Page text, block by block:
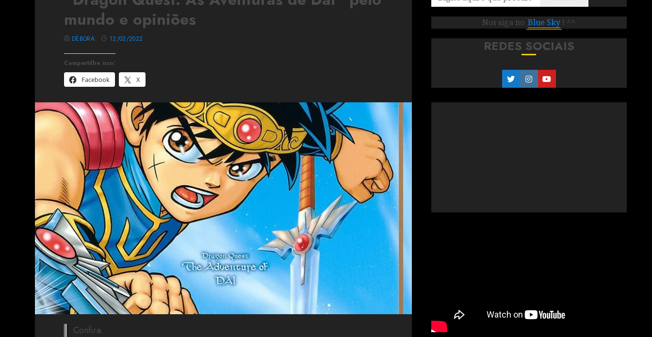
mundo e opiniões
Compartilhe isso:
Facebook
X
DÉBORA 12/02/2022
Confira.
Nos siga no Blue Sky ! ^^
REDES SOCIAIS